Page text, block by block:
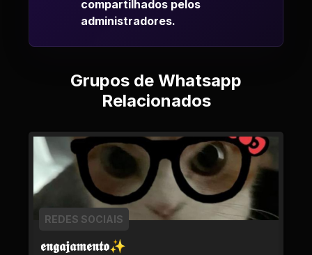
compartilhados pelos
administradores.
Grupos de Whatsapp
Relacionados
𝖊𝖓𝖌𝖆𝖏𝖆𝖒𝖊𝖓𝖙𝖔✨
REDES SOCIAIS